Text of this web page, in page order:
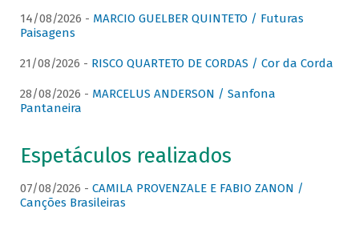
14/08/2026 - MARCIO GUELBER QUINTETO / Futuras
Paisagens
21/08/2026 - RISCO QUARTETO DE CORDAS / Cor da Corda
28/08/2026 - MARCELUS ANDERSON / Sanfona
Pantaneira
Espetáculos realizados
07/08/2026 - CAMILA PROVENZALE E FABIO ZANON /
Canções Brasileiras